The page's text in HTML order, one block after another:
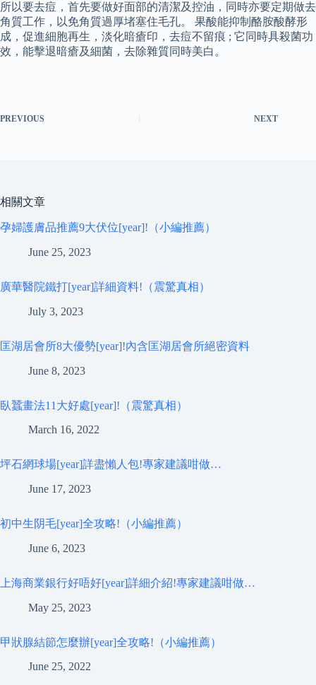
所以要去痘，首先要做好面部的清潔及控油，同時亦要定期做去
角質工作，以免角質過厚堵塞住毛孔。 果酸能抑制酪胺酸酵形
成，促進細胞再生，淡化暗瘡印，去痘不留痕 ; 它同時具殺菌功
效，能擊退暗瘡及細菌，去除雜質同時美白。
PREVIOUS NEXT
相關文章
孕婦護膚品推薦9大伏位[year]!（小編推薦）
June 25, 2023
廣華醫院鐵打[year]詳細資料!（震驚真相）
July 3, 2023
匡湖居會所8大優勢[year]!內含匡湖居會所絕密資料
June 8, 2023
臥蠶畫法11大好處[year]!（震驚真相）
March 16, 2022
坪石網球場[year]詳盡懶人包!專家建議咁做…
June 17, 2023
初中生阴毛[year]全攻略!（小編推薦）
June 6, 2023
上海商業銀行好唔好[year]詳細介紹!專家建議咁做…
May 25, 2023
甲狀腺結節怎麼辦[year]全攻略!（小編推薦）
June 25, 2022